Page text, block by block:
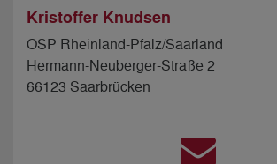
Kristoffer Knudsen
OSP Rheinland-Pfalz/Saarland
Hermann-Neuberger-Straße 2
66123 Saarbrücken